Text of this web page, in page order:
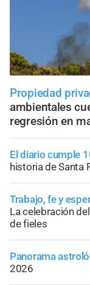
Propiedad
ambientales
regresión en
El diario cumple
historia de Santa
Trabajo, fe y
La celebración
de fieles
Panorama
2026